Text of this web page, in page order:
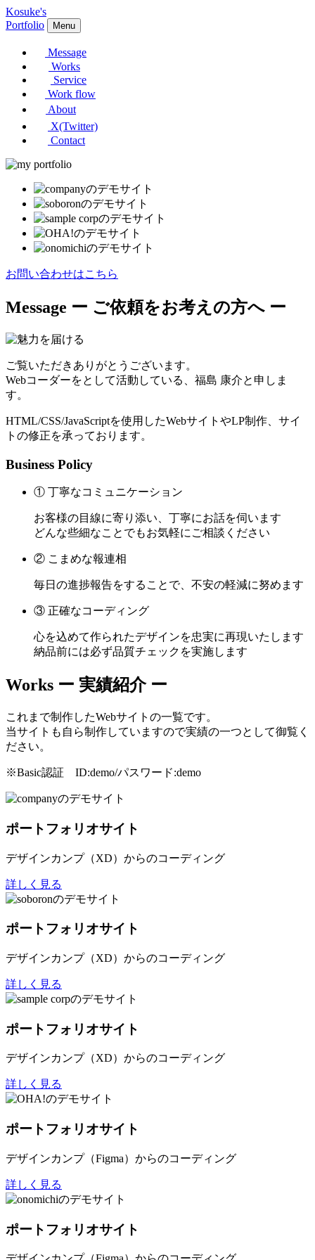
Kosuke's
Portfolio
Menu
Message
Works
Service
Work flow
About
X(Twitter)
Contact
お問い合わせはこちら
Message ー ご依頼をお考えの方へ ー
ご覧いただきありがとうございます。
Webコーダーをとして活動している、福島 康介と申しま
す。
HTML/CSS/JavaScriptを使用したWebサイトやLP制作、サイ
トの修正を承っております。
Business Policy
① 丁寧なコミュニケーション
お客様の目線に寄り添い、丁寧にお話を伺います
どんな些細なことでもお気軽にご相談ください
② こまめな報連相
毎日の進捗報告をすることで、不安の軽減に努めます
③ 正確なコーディング
心を込めて作られたデザインを忠実に再現いたします
納品前には必ず品質チェックを実施します
Works ー 実績紹介 ー
これまで制作したWebサイトの一覧です。
当サイトも自ら制作していますので実績の一つとして御覧く
ださい。
※Basic認証 ID:demo/パスワード:demo
ポートフォリオサイト
デザインカンプ（XD）からのコーディング
詳しく見る
ポートフォリオサイト
デザインカンプ（XD）からのコーディング
詳しく見る
ポートフォリオサイト
デザインカンプ（XD）からのコーディング
詳しく見る
ポートフォリオサイト
デザインカンプ（Figma）からのコーディング
詳しく見る
ポートフォリオサイト